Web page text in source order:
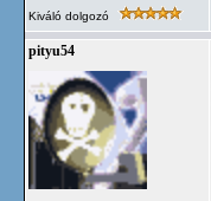
Kiváló dolgozó
pityu54